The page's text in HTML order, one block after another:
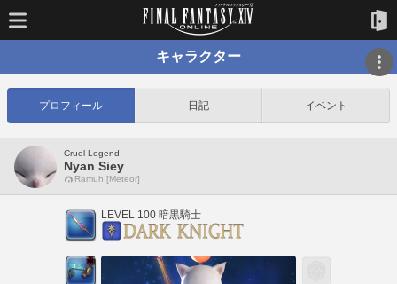
キャラクター
プロフィール 日記 イベント
Cruel Legend
Nyan Siey
Ramuh [Meteor]
LEVEL 100 暗黒騎士